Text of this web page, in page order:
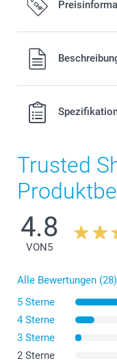
Alle Preise
MwSt. und zzgl.
Trusted
4.8
VON 5
Alle Bewertungen (28)
5 Sterne
4 Sterne
3 Sterne
2 Sterne